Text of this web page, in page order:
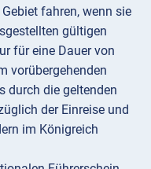
fahren, wenn sie
gültigen
für eine Dauer von
vorübergehenden
durch die geltenden
der Einreise und
im Königreich